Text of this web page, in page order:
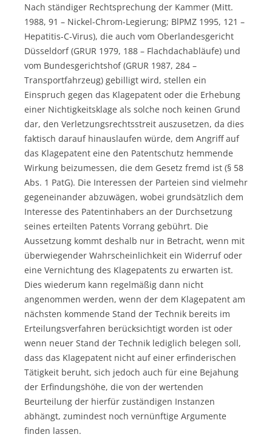
Nach ständiger Rechtsprechung der Kammer (Mitt.
1988, 91 – Nickel-Chrom-Legierung; BlPMZ 1995, 121 –
Hepatitis-C-Virus), die auch vom Oberlandesgericht
Düsseldorf (GRUR 1979, 188 – Flachdachabläufe) und
vom Bundesgerichtshof (GRUR 1987, 284 –
Transportfahrzeug) gebilligt wird, stellen ein
Einspruch gegen das Klagepatent oder die Erhebung
einer Nichtigkeitsklage als solche noch keinen Grund
dar, den Verletzungsrechtsstreit auszusetzen, da dies
faktisch darauf hinauslaufen würde, dem Angriff auf
das Klagepatent eine den Patentschutz hemmende
Wirkung beizumessen, die dem Gesetz fremd ist (§ 58
Abs. 1 PatG). Die Interessen der Parteien sind vielmehr
gegeneinander abzuwägen, wobei grundsätzlich dem
Interesse des Patentinhabers an der Durchsetzung
seines erteilten Patents Vorrang gebührt. Die
Aussetzung kommt deshalb nur in Betracht, wenn mit
überwiegender Wahrscheinlichkeit ein Widerruf oder
eine Vernichtung des Klagepatents zu erwarten ist.
Dies wiederum kann regelmäßig dann nicht
angenommen werden, wenn der dem Klagepatent am
nächsten kommende Stand der Technik bereits im
Erteilungsverfahren berücksichtigt worden ist oder
wenn neuer Stand der Technik lediglich belegen soll,
dass das Klagepatent nicht auf einer erfinderischen
Tätigkeit beruht, sich jedoch auch für eine Bejahung
der Erfindungshöhe, die von der wertenden
Beurteilung der hierfür zuständigen Instanzen
abhängt, zumindest noch vernünftige Argumente
finden lassen.